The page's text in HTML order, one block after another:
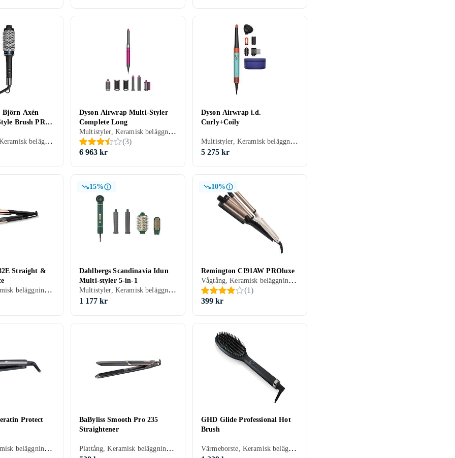
Björn Axén
Brush PRO
Värmeborste, Keramisk beläggning, Avjoniserande, Rörligt sladdfäste, Automatisk avstängning, 45 mm, 210 grader
Dyson Airwrap Multi-Styler
Complete Long
Multistyler, Keramisk beläggning, Avjoniserande, Rörligt sladdfäste, 48 mm, 150 grader
(3)
6 963 kr
Dyson Airwrap i.d.
Curly+Coily
Multistyler, Keramisk beläggning, Avjoniserande, Rörligt sladdfäste, Automatisk avstängning, Display, 30 mm, 150 grader
5 275 kr
Straight &
Plattång, Keramisk beläggning, Avjoniserande, Rörligt sladdfäste, Automatisk avstängning, 28 mm, 235 grader
15%
Dahlbergs Scandinavia Idun
Multi-styler 5-in-1
Multistyler, Keramisk beläggning, Avjoniserande, Rörligt sladdfäste, 210 grader
1 177 kr
10%
Remington CI91AW PROluxe
Vågtång, Keramisk beläggning, Rörligt sladdfäste, Automatisk avstängning, Display, 210 grader
(1)
399 kr
Protect
Plattång, Keramisk beläggning, Avjoniserande, Rörligt sladdfäste, Automatisk avstängning, Display, 19 mm, 230 grader
BaByliss Smooth Pro 235
Straightener
Plattång, Keramisk beläggning, Avjoniserande, Rörligt sladdfäste, Automatisk avstängning
GHD Glide Professional Hot
Brush
Värmeborste, Keramisk beläggning, Avjoniserande, Automatisk avstängning, 185 grader